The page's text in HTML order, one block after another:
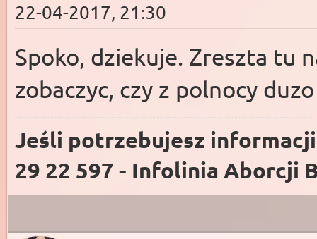
22-04-2017, 21:30
Spoko, dziekuje. Zreszta tu
zobaczyc, czy z polnocy
Jeśli potrzebujesz
29 22 597 - Infolinia Aborcji